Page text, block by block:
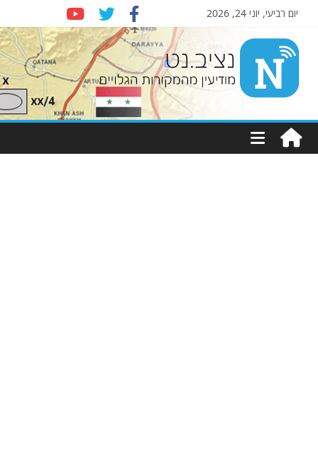
יום רביעי, יוני 24, 2026
Nziv.net
מודיעין
מהמקורות